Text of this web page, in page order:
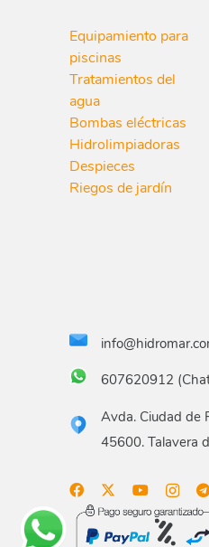
Equipamiento para
piscinas
Tratamientos del
agua
Bombas eléctricas
Hidrolimpiadoras
Despieces
Riegos de jardín
607620912
Avda. Ciudad de
45600. Talavera